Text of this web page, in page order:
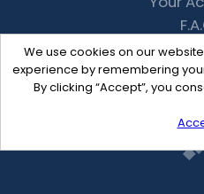
We use cookies on our
experience by remembering
By clicking “Accept”, you